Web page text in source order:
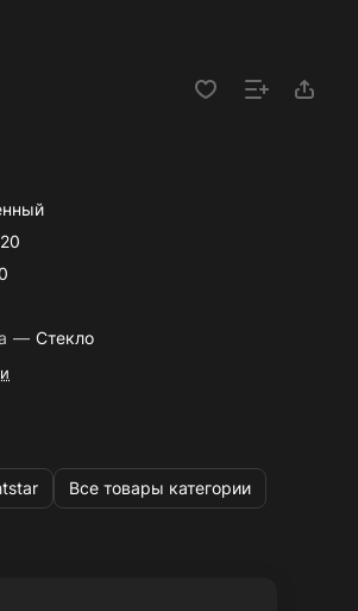
— Стекло
Все товары категории